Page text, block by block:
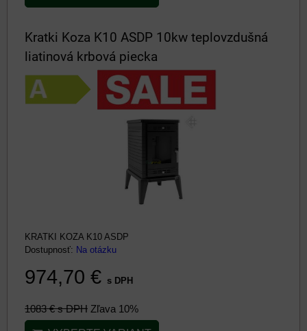
Kratki Koza K10 ASDP 10kw teplovzdušná
liatinová krbová piecka
KRATKI KOZA K10 ASDP
Dostupnosť: Na otázku
974,70 € s DPH
1083 €s DPH Zľava 10%